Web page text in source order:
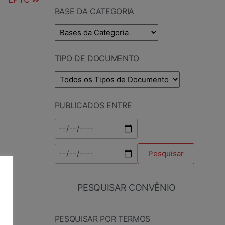
BASE DA CATEGORIA
TIPO DE DOCUMENTO
PUBLICADOS ENTRE
PESQUISAR CONVÊNIO
PESQUISAR POR TERMOS